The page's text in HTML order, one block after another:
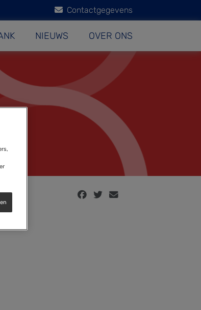
Contactgegevens
NIEUWS OVER ONS